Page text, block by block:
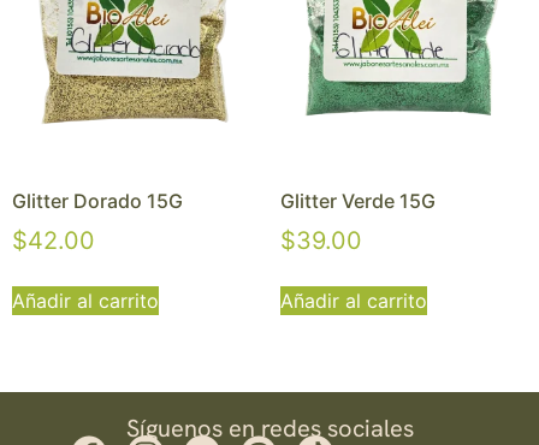
Glitter Dorado 15G
$42.00
Añadir al carrito
Glitter Verde 15G
$39.00
Añadir al carrito
Síguenos en redes sociales